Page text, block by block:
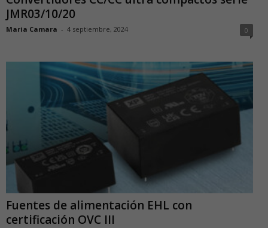
JMR03/10/20
Maria Camara - 4 septiembre, 2024 0
Fuentes de alimentación EHL con
certificación OVC III